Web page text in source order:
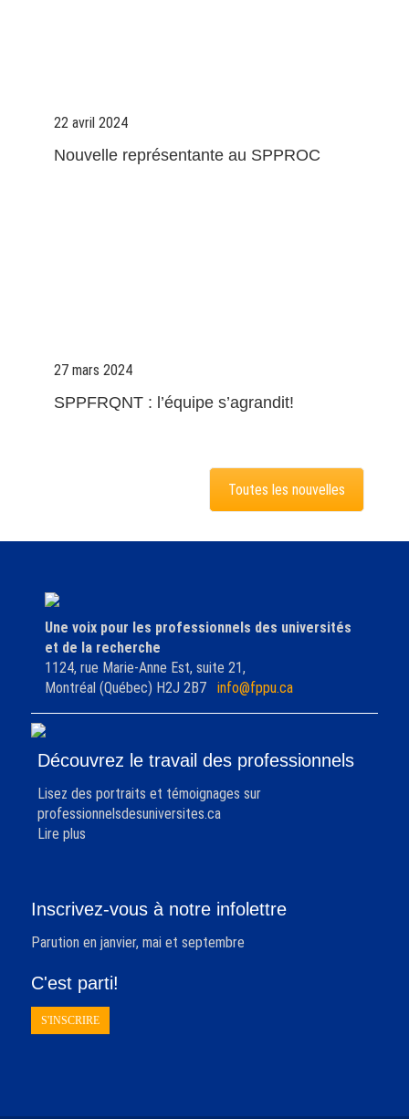
22 avril 2024
Nouvelle représentante au SPPROC
27 mars 2024
SPPFRQNT : l’équipe s’agrandit!
Toutes les nouvelles
Une voix pour les professionnels des universités
et de la recherche
1124, rue Marie-Anne Est, suite 21,
Montréal (Québec) H2J 2B7 info@fppu.ca
Découvrez le travail des professionnels
Lisez des portraits et témoignages sur
professionnelsdesuniversites.ca
Lire plus
Inscrivez-vous à notre infolettre
Parution en janvier, mai et septembre
C'est parti!
S'INSCRIRE